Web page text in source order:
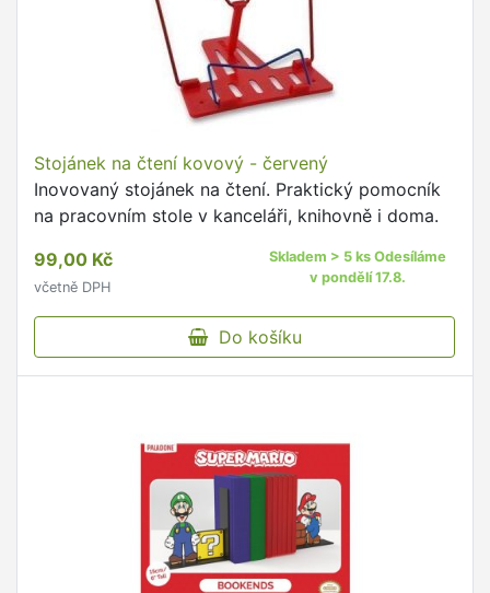
Stojánek na čtení kovový - červený
Inovovaný stojánek na čtení. Praktický pomocník
na pracovním stole v kanceláři, knihovně i doma.
99,00 Kč
včetně DPH
Skladem > 5 ks Odesíláme
v pondělí 17.8.
Do košíku